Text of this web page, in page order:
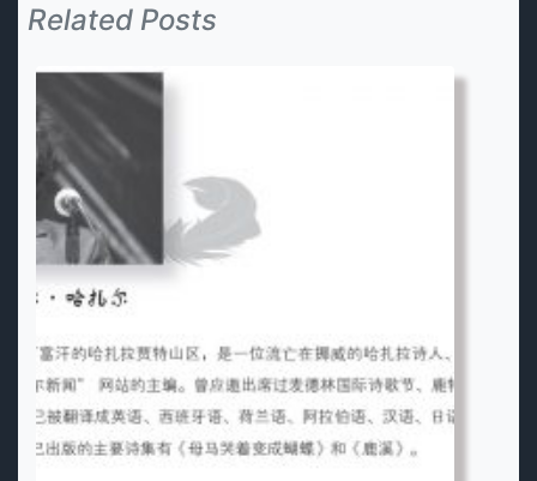
Related Posts